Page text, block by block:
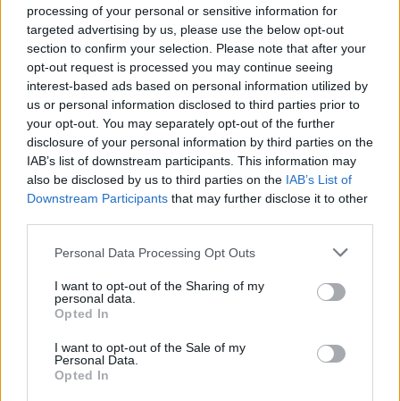
processing of your personal or sensitive information for
targeted advertising by us, please use the below opt-out
section to confirm your selection. Please note that after your
opt-out request is processed you may continue seeing
interest-based ads based on personal information utilized by
us or personal information disclosed to third parties prior to
your opt-out. You may separately opt-out of the further
disclosure of your personal information by third parties on the
IAB’s list of downstream participants. This information may
also be disclosed by us to third parties on the IAB’s List of
Downstream Participants that may further disclose it to other
Please note that this website/app uses one or more Google
not limited to your visit or usage behaviour. You may click to
grant or deny consent to Google and its third-party tags to
use your data for below specified purposes in below Google
consent section.
Personal Data Processing Opt Outs
I want to opt-out of the Sharing of my
personal data.
Opted In
I want to opt-out of the Sale of my
Personal Data.
Opted In
Jön még kép!